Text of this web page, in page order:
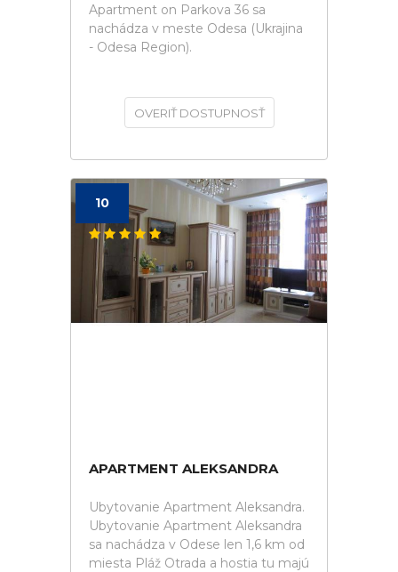
Apartment on Parkova 36 sa
nachádza v meste Odesa (Ukrajina
- Odesa Region).
OVERIŤ DOSTUPNOSŤ
10
APARTMENT ALEKSANDRA
Ubytovanie Apartment Aleksandra.
Ubytovanie Apartment Aleksandra
sa nachádza v Odese len 1,6 km od
miesta Pláž Otrada a hostia tu majú